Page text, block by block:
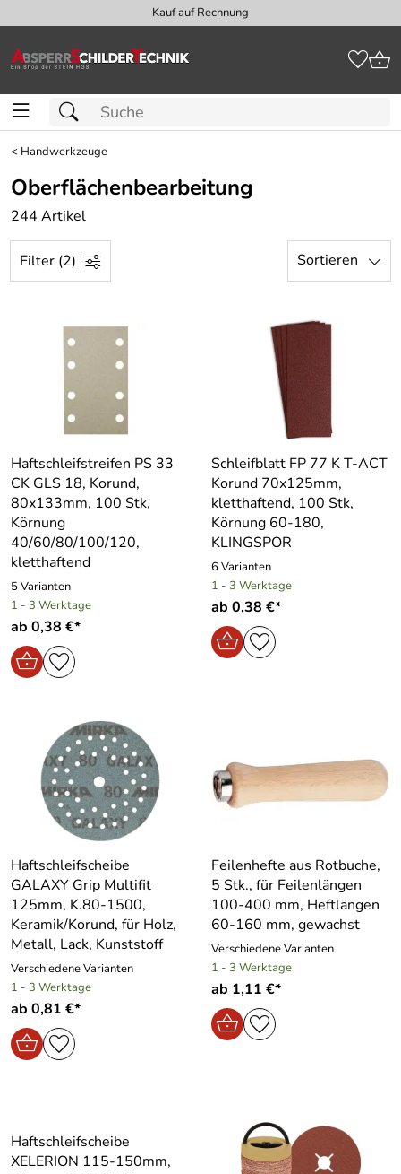
Kauf auf Rechnung
< Handwerkzeuge
Oberflächenbearbeitung
244 Artikel
Filter (2) Sortieren
Haftschleifstreifen PS 33
CK GLS 18, Korund,
80x133mm, 100 Stk,
Körnung
40/60/80/100/120,
kletthaftend
5 Varianten
1 - 3 Werktage
ab 0,38 €*
Schleifblatt FP 77 K T-ACT
Korund 70x125mm,
kletthaftend, 100 Stk,
Körnung 60-180,
KLINGSPOR
6 Varianten
1 - 3 Werktage
ab 0,38 €*
Haftschleifscheibe
GALAXY Grip Multifit
125mm, K.80-1500,
Keramik/Korund, für Holz,
Metall, Lack, Kunststoff
Verschiedene Varianten
1 - 3 Werktage
ab 0,81 €*
Feilenhefte aus Rotbuche,
5 Stk., für Feilenlängen
100-400 mm, Heftlängen
60-160 mm, gewachst
Verschiedene Varianten
1 - 3 Werktage
ab 1,11 €*
Haftschleifscheibe
XELERION 115-150mm,